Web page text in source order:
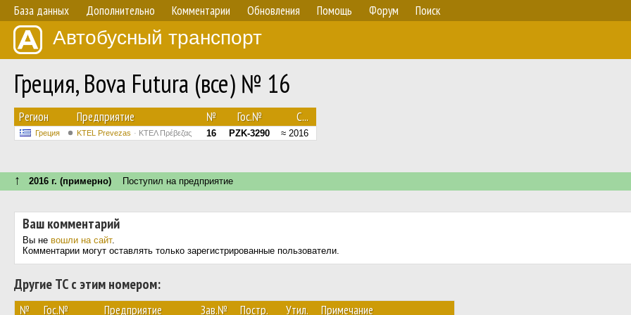
База данных Дополнительно Комментарии Обновления Помощь Форум Поиск
Автобусный транспорт
Греция, Bova Futura (все) № 16
Регион Предприятие № Гос.№ С...
Греция KTEL Prevezas ΚΤΕΛ Πρέβεζας 16 PZK-3290 ≈ 2016
↑ 2016 г. (примерно) Поступил на предприятие
Ваш комментарий
Вы не вошли на сайт.
Комментарии могут оставлять только зарегистрированные пользователи.
Другие ТС с этим номером:
№ Гос.№ Предприятие Зав.№ Постр. Утил. Примечание